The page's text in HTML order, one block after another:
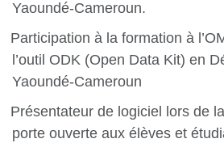
Yaoundé-Cameroun.
Participation à la formation à
l’outil ODK (Open Data Kit) en
Yaoundé-Cameroun
Présentateur de logiciel lors de
porte ouverte aux élèves et